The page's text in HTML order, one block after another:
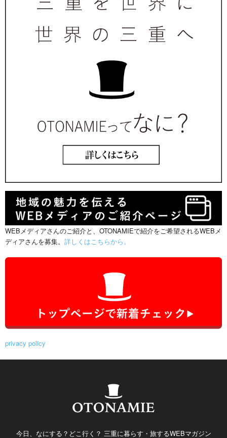
WEBメディアさんのご紹介と、OTONAMIEで紹介をご希望されるWEBメ
ディアさんを募集。 詳しくはこちらから。
privacy policy
今日、なにする？どこ行く？ 三重に暮らす・旅するWEBマガジン